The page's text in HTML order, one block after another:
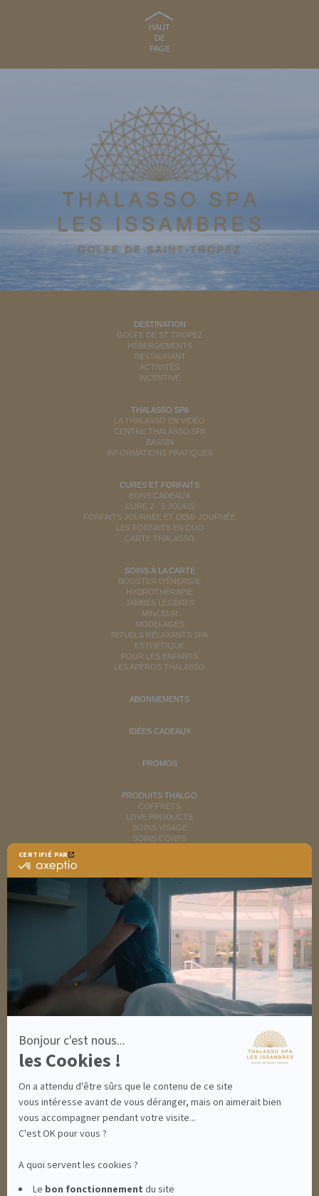
CERTIFIÉ PAR
certifié
En
Axeptio
Bonjour c'est nous...
les Cookies !
On a attendu d'être sûrs que le contenu de ce site
vous intéresse avant de vous déranger, mais on aimerait bien
vous accompagner pendant votre visite...
C'est OK pour vous ?
A quoi servent les cookies ?
Le bon fonctionnement du site
HAUT
DE
PAGE
DESTINATION
GOLFE DE ST TROPEZ
HÉBERGEMENTS
RESTAURANT
ACTIVITÉS
INCENTIVE
THALASSO SPA
LA THALASSO EN VIDÉO
CENTRE THALASSO SPA
BASSIN
INFORMATIONS PRATIQUES
CURES ET FORFAITS
BONS CADEAUX
CURE 2 - 5 JOURS
FORFAITS JOURNÉE ET DEMI-JOURNÉE
LES FORFAITS EN DUO
CARTE THALASSO
SOINS À LA CARTE
BOOSTER D'ÉNERGIE
HYDROTHÉRAPIE
JAMBES LÉGÈRES
MINCEUR
MODELAGES
RITUELS RELAXANTS SPA
ESTHÉTIQUE
POUR LES ENFANTS
LES APÉROS THALASSO
ABONNEMENTS
IDÉES CADEAUX
PROMOS
PRODUITS THALGO
COFFRETS
LOVE PRODUCTS
SOINS VISAGE
SOINS CORPS
SOLAIRES
NUTRITION / INFUSIONS
OUTLET
DÉCOUVRIR EN IMAGES
NEWSLETTERS
8 BONNES RAISONS DE VENIR
MON COMPTE
MON PANIER
MENTIONS LÉGALES
CONDITIONS GÉNÉRALES - BONS CADEAUX
POLITIQUE DE CONFIDENTIALITÉ
THALASSO SPA LES ISSAMBRES - RÉSIDENCE LES CALANQUES PIERRE &